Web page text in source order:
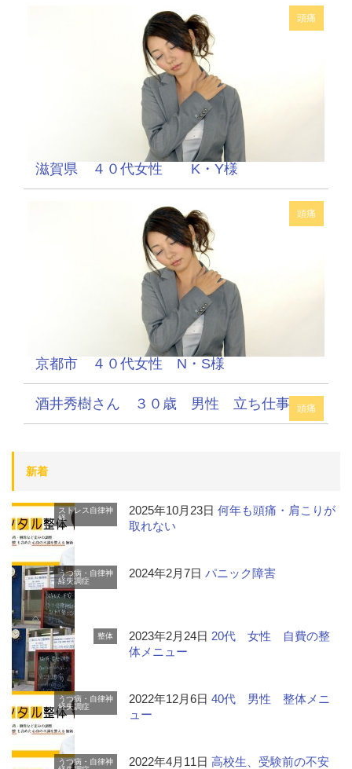
頭痛
滋賀県 ４０代女性 K・Y様
頭痛
京都市 ４０代女性 N・S様
頭痛
酒井秀樹さん ３０歳 男性 立ち仕事
新着
ストレス自律神
経
2025年10月23日何年も頭痛・肩こりが
取れない
うつ病・自律神
経失調症
2024年2月7日パニック障害
整体 2023年2月24日 20代 女性 自費の整
体メニュー
うつ病・自律神
経失調症
2022年12月6日40代 男性 整体メニ
ュー
うつ病・自律神
2022年4月11日高校生、受験前の不安